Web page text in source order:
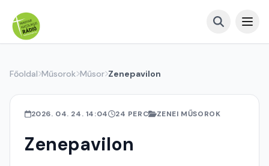
Főoldal Műsorok Műsor Zenepavilon
2026. 04. 24. 14:04 24 PERC ZENEI MŰSOROK
Zenepavilon